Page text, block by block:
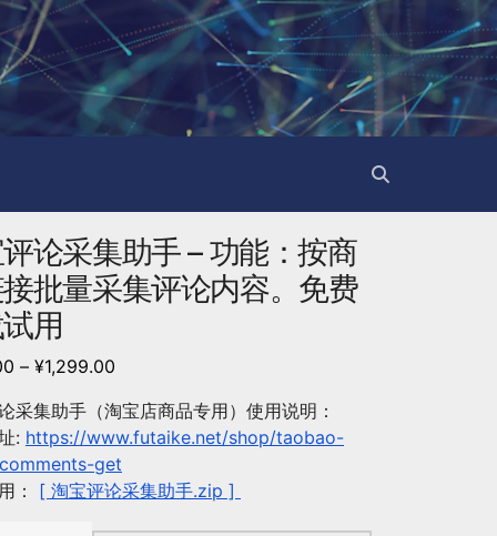
论采集助手 – 功能：按商
批量采集评论内容。免费
用
– ¥1,299.00
采集助手（淘宝店商品专用）使用说明：
: https://www.futaike.net/shop/taobao-
get
： [ 淘宝评论采集助手.zip ]